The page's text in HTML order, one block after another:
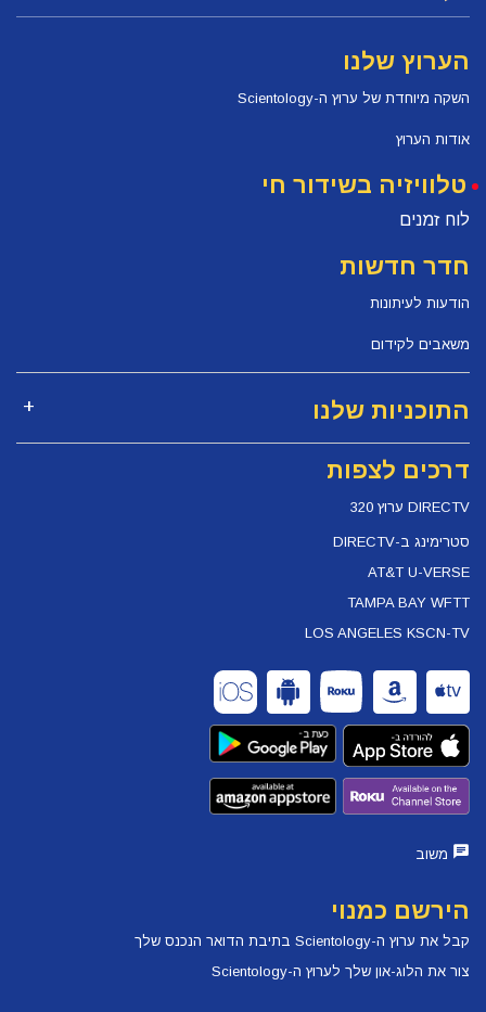
הערוץ שלנו
השקה מיוחדת של ערוץ ה-Scientology
אודות הערוץ
טלוויזיה בשידור חי
לוח זמנים
חדר חדשות
הודעות לעיתונות
משאבים לקידום
התוכניות שלנו
דרכים לצפות
DIRECTV ערוץ 320
סטרימינג ב-DIRECTV
AT&T U-VERSE
TAMPA BAY WFTT
LOS ANGELES KSCN-TV
משוב
הירשם כמנוי
קבל את ערוץ ה-Scientology בתיבת הדואר הנכנס שלך
צור את הלוג-און שלך לערוץ ה-Scientology